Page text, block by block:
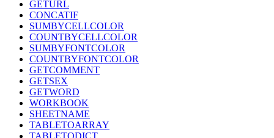
GETURL
CONCATIF
SUMBYCELLCOLOR
COUNTBYCELLCOLOR
SUMBYFONTCOLOR
COUNTBYFONTCOLOR
GETCOMMENT
GETSEX
GETWORD
WORKBOOK
SHEETNAME
TABLETOARRAY
TABLETODICT